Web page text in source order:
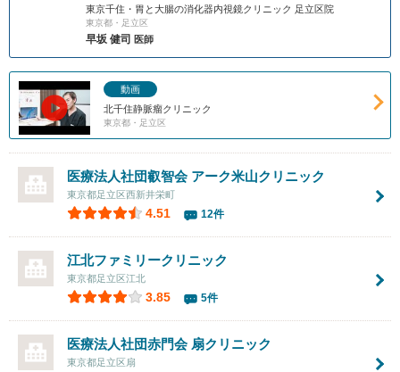
東京千住・胃と大腸の消化器内視鏡クリニック 足立区院
東京都・足立区
早坂 健司 医師
動画
北千住静脈瘤クリニック
東京都・足立区
医療法人社団叡智会 アーク米山クリニック
東京都足立区西新井栄町
4.51 12件
江北ファミリークリニック
東京都足立区江北
3.85 5件
医療法人社団赤門会 扇クリニック
東京都足立区扇